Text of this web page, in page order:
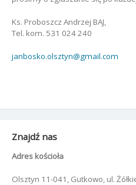
Ks. Proboszcz Andrzej BAJ,
Tel. kom. 531 024 240
janbosko.olsztyn@gmail.com
Znajdź nas
Adres kościoła
Olsztyn 11-041, Gutkowo, ul.